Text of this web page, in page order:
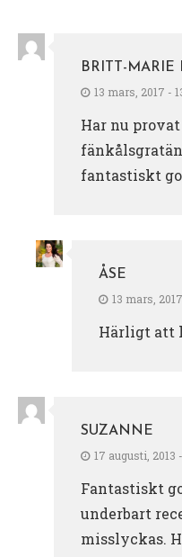
BRITT-MARIE
13 mars, 2017 -
Har nu
fantastiskt
ÅSE
13 mars,
Härligt att
SUZANNE
17 augusti, 2013
Fantastiskt
underbart
misslyckas.